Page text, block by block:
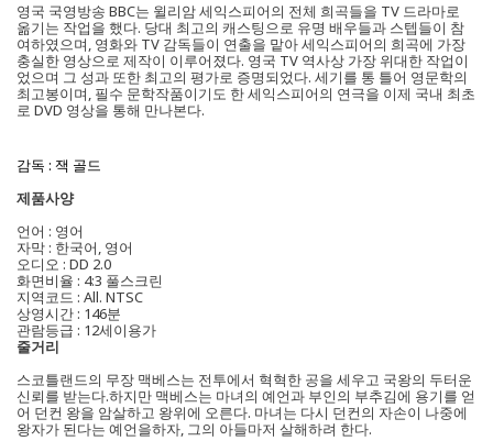
영국 국영방송 BBC는 윌리암 세익스피어의 전체 희곡들을 TV 드라마로
옮기는 작업을 했다. 당대 최고의 캐스팅으로 유명 배우들과 스텝들이 참
여하였으며, 영화와 TV 감독들이 연출을 맡아 세익스피어의 희곡에 가장
충실한 영상으로 제작이 이루어졌다. 영국 TV 역사상 가장 위대한 작업이
었으며 그 성과 또한 최고의 평가로 증명되었다. 세기를 통 틀어 영문학의
최고봉이며, 필수 문학작품이기도 한 세익스피어의 연극을 이제 국내 최초
로 DVD 영상을 통해 만나본다.
감독 : 잭 골드
제품사양
언어 : 영어
자막 : 한국어, 영어
오디오 : DD 2.0
화면비율 : 4:3 풀스크린
지역코드 : All. NTSC
상영시간 : 146분
관람등급 : 12세이용가
줄거리
스코틀랜드의 무장 맥베스는 전투에서 혁혁한 공을 세우고 국왕의 두터운
신뢰를 받는다.하지만 맥베스는 마녀의 예언과 부인의 부추김에 용기를 얻
어 던컨 왕을 암살하고 왕위에 오른다. 마녀는 다시 던컨의 자손이 나중에
왕자가 된다는 예언을하자, 그의 아들마저 살해하려 한다.